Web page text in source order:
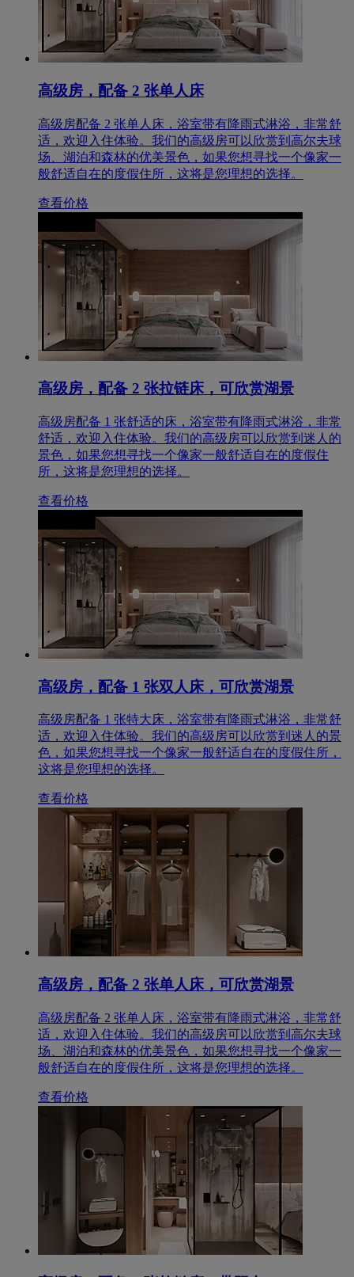
高级房，配备 2 张单人床
高级房配备 2 张单人床，浴室带有降雨式淋浴，非常舒
适，欢迎入住体验。我们的高级房可以欣赏到高尔夫球
场、湖泊和森林的优美景色，如果您想寻找一个像家一
般舒适自在的度假住所，这将是您理想的选择。
查看价格
高级房，配备 2 张拉链床，可欣赏湖景
高级房配备 1 张舒适的床，浴室带有降雨式淋浴，非常
舒适，欢迎入住体验。我们的高级房可以欣赏到迷人的
景色，如果您想寻找一个像家一般舒适自在的度假住
所，这将是您理想的选择。
查看价格
高级房，配备 1 张双人床，可欣赏湖景
高级房配备 1 张特大床，浴室带有降雨式淋浴，非常舒
适，欢迎入住体验。我们的高级房可以欣赏到迷人的景
色，如果您想寻找一个像家一般舒适自在的度假住所，
这将是您理想的选择。
查看价格
高级房，配备 2 张单人床，可欣赏湖景
高级房配备 2 张单人床，浴室带有降雨式淋浴，非常舒
适，欢迎入住体验。我们的高级房可以欣赏到高尔夫球
场、湖泊和森林的优美景色，如果您想寻找一个像家一
般舒适自在的度假住所，这将是您理想的选择。
查看价格